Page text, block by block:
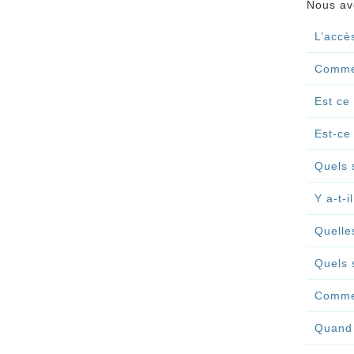
Nous
Est ce
Est-
Quels
Y a-t-
Quels